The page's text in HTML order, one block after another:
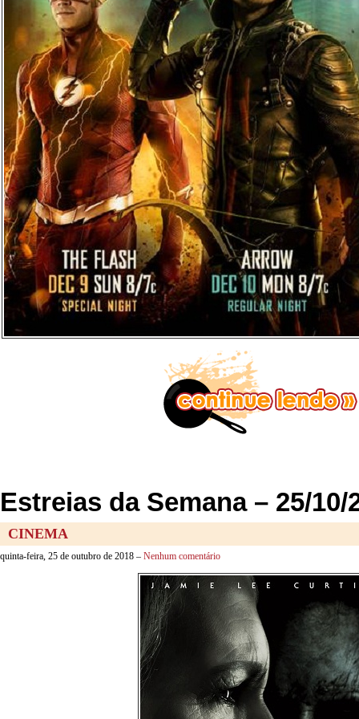
Estreias da Semana – 25/10/
CINEMA
quinta-feira, 25 de outubro de 2018 – Nenhum comentário